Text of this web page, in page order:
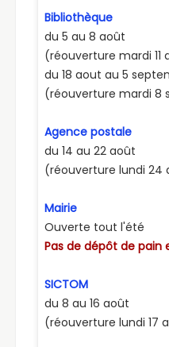
05.Don du Sang
Le prochain don du
19h. Venez nombreux.